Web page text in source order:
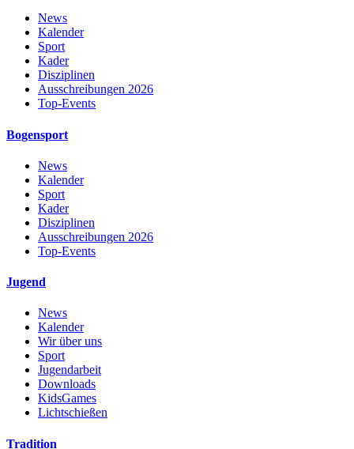
News
Kalender
Sport
Kader
Disziplinen
Ausschreibungen 2026
Top-Events
Bogensport
News
Kalender
Sport
Kader
Disziplinen
Ausschreibungen 2026
Top-Events
Jugend
News
Kalender
Wir über uns
Sport
Jugendarbeit
Downloads
KidsGames
Lichtschießen
Tradition